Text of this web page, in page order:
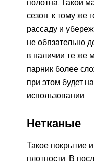
сезон, к тому же
рассаду и
не обязательно
в наличии те же
парник более
при этом будет
использовании.
Нетканые
Такое покрытие
плотности. В